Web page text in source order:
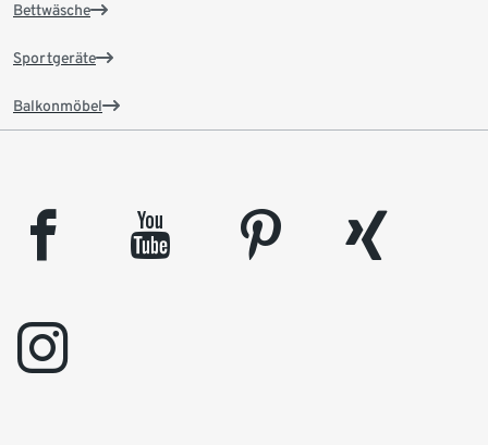
Bettwäsche
Sportgeräte
Balkonmöbel
facebook youtube pinterest
xing
instagram